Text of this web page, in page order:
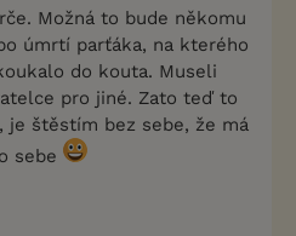
Možná to bude někomu
úmrtí parťáka, na kterého
do kouta. Museli
pro jiné. Zato teď to
je štěstím bez sebe, že má
sebe